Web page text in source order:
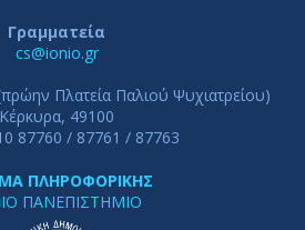
Γραμματεία
cs@ionio.gr
Πλατεία Παλιού Ψυχιατρείου)
Κέρκυρα, 49100
87760 / 87761 / 87763
ΠΛΗΡΟΦΟΡΙΚΗΣ
ΠΑΝΕΠΙΣΤΗΜΙΟ